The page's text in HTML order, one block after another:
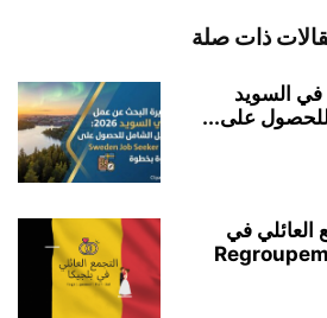
ذات صلة
السويد
العائلي في